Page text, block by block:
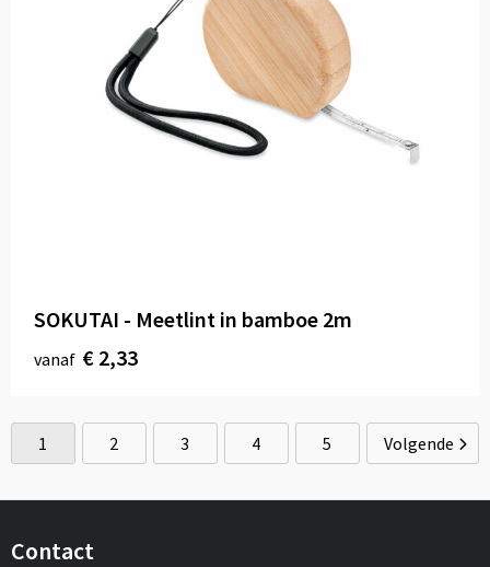
SOKUTAI - Meetlint in bamboe 2m
vanaf € 2,33
1 2 3 4 5 Volgende
Contact